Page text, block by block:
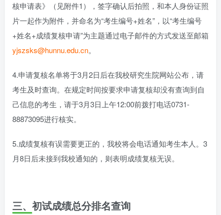
核申请表》（见附件1），签字确认后拍照，和本人身份证照
片一起作为附件，并命名为“考生编号+姓名”，以“考生编号
+姓名+成绩复核申请”为主题通过电子邮件的方式发送至邮箱
yjszsks@hunnu.edu.cn。
4.申请复核名单将于3月2日后在我校研究生院网站公布，请
考生及时查询。在规定时间按要求申请复核却没有查询到自
己信息的考生，请于3月3日上午12:00前拨打电话0731-
88873095进行核实。
5.成绩复核有误需要更正的，我校将会电话通知考生本人。3
月8日后未接到我校通知的，则表明成绩复核无误。
三、初试成绩总分排名查询